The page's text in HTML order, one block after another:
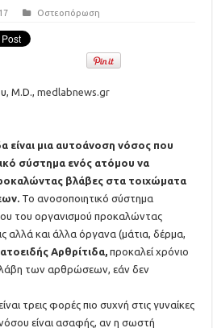
Οστεοπόρωση
M.D.,medlabnews.gr
είναι μια αυτοάνοση νόσος που
σύστημα ενός ατόμου να
βλάβες στα τοιχώματα
Το ανοσοποιητικό σύστημα
του οργανισμού προκαλώντας
αλλά και άλλα όργανα (μάτια, δέρμα,
Αρθρίτιδα, προκαλεί χρόνιο
των αρθρώσεων, εάν δεν
τρεις φορές πιο συχνή στις γυναίκες
είναι ασαφής, αν η σωστή